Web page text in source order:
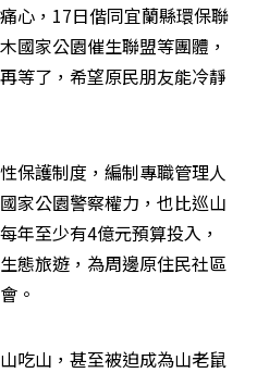
心，17日偕同宜蘭縣環保聯
國家公園催生聯盟等團體，
等了，希望原民朋友能冷靜
保護制度，編制專職管理人
家公園警察權力，也比巡山
年至少有4億元預算投入，
態旅遊，為周邊原住民社區
。
吃山，甚至被迫成為山老鼠